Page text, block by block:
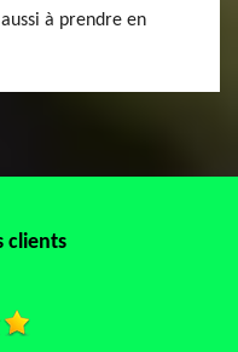
à prendre en
clients